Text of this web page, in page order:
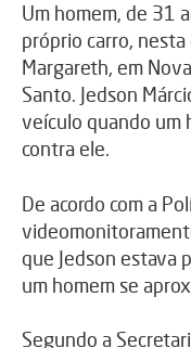
Um homem, de 31
próprio carro,
Margareth, em
Santo. Jedson
veículo quando um
contra ele.
De acordo com a
que Jedson estava
um homem se
Segundo a